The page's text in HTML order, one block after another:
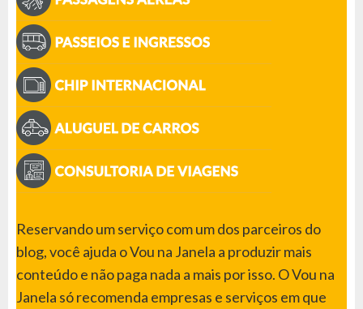
Reservando um serviço com um dos parceiros do
blog, você ajuda o Vou na Janela a produzir mais
conteúdo e não paga nada a mais por isso. O Vou na
Janela só recomenda empresas e serviços em que